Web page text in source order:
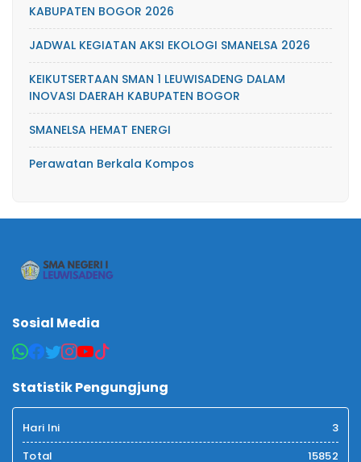
KABUPATEN BOGOR 2026
JADWAL KEGIATAN AKSI EKOLOGI SMANELSA 2026
KEIKUTSERTAAN SMAN 1 LEUWISADENG DALAM
INOVASI DAERAH KABUPATEN BOGOR
SMANELSA HEMAT ENERGI
Perawatan Berkala Kompos
Sosial Media
Statistik Pengungjung
Hari Ini
3
Total
15852